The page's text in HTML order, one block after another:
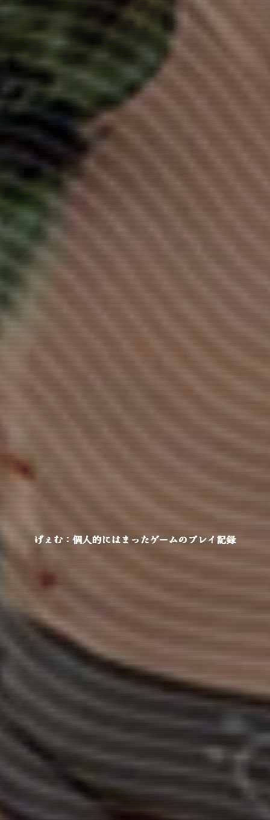
げぇむ：個人的にはまったゲームのプレイ記録